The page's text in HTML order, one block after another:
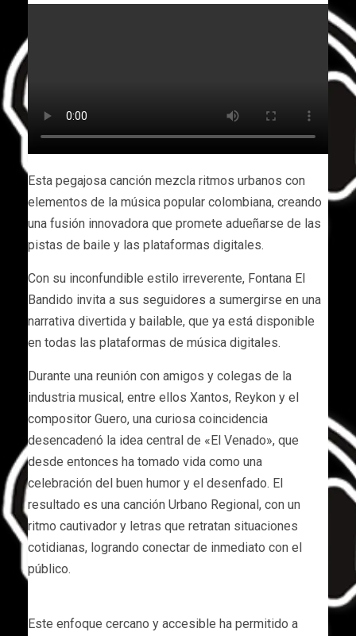
Esta pegajosa canción mezcla ritmos urbanos con
elementos de la música popular colombiana, creando
una fusión innovadora que promete adueñarse de las
pistas de baile y las plataformas digitales.
Con su inconfundible estilo irreverente, Fontana El
Bandido invita a sus seguidores a sumergirse en una
narrativa divertida y bailable, que ya está disponible
en todas las plataformas de música digitales.
Durante una reunión con amigos y colegas de la
industria musical, entre ellos Xantos, Reykon y el
compositor Guero, una curiosa coincidencia
desencadenó la idea central de «El Venado», que
desde entonces ha tomado vida como una
celebración del buen humor y el desenfado. El
resultado es una canción Urbano Regional, con un
ritmo cautivador y letras que retratan situaciones
cotidianas, logrando conectar de inmediato con el
público.
Este enfoque cercano y accesible ha permitido a